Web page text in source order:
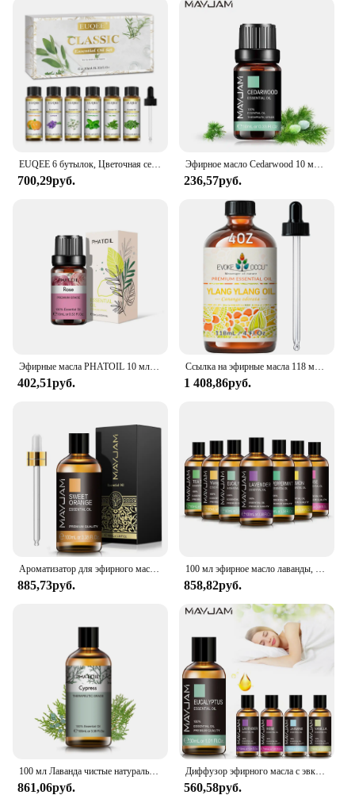
minimalist packaging ensures that the oil is
protected and ready for use when you are. The oil's
consistency allows for easy application, whether
you're diffusing it into the air or incorporating it
into your skincare routine. Its lightweight and
portable nature make it a convenient choice for
those on the go, ensuring that you can enjoy the
benefits of Ylang Ylang Essential Oil wherever you
are.
**Eco-Friendly & Sustainable**
As a conscious consumer, you can feel good about
your purchase as this Ylang Ylang Essential Oil is
sourced in an eco-friendly and sustainable manner.
The oil is extracted from the flowers of the Ylang
Ylang tree, ensuring that the plant's natural
resources are preserved for future generations. The
oil's purity is maintained through careful selection
and processing, ensuring that you receive a high-
quality product that aligns with your values. With
this essential oil, you can indulge in the benefits of
aromatherapy while supporting sustainable
practices.
EUQEE 6 бутылок, Цветочная серия, необходимая деталь для изготовления диффузора свечей-розовая Лаванда иланг Жасмин герани ромашки
700,29руб.
Эфирное масло Cedarwood 10 мл, чистые натуральные эфирные масла, ароматическое масло с диффузором из ветерии цитронеллы иланга
236,57руб.
Эфирные масла PHATOIL 10 мл, чистые натуральные розы, для увлажнителей, диффузор, Йога, медитация, иланг, бергамот, лаванда, ваниль, розмарин
402,51руб.
Ссылка на эфирные масла 118 мл/4 унции Высококачественное растительное масло для диффузора, очистителя, массажа, изготовления свечного мыла
1 408,86руб.
Ароматизатор для эфирного масла ванильного эвкалипта, 100 мл
885,73руб.
100 мл эфирное масло лаванды, чистые натуральные эфирные масла для помощи во время сна, расслабляющий диффузор, ароматическое масло, роза, бергамот, Ylang Ylang
858,82руб.
861,06руб.
Диффузор эфирного масла с эвкалиптом лаванды, ароматическое масло, 30 мл, жасмин, ваниль, сандаловое дерево, пачули, лимон, Йлен, Йлан, роза, ромашка
560,58руб.